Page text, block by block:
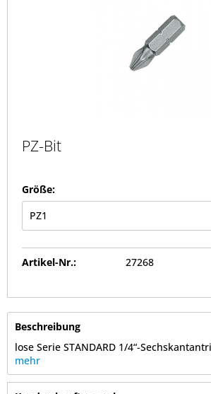
PZ-Bit
Größe:
Artikel-Nr.: 27268
Beschreibung
lose Serie STANDARD 1/4“-
mehr